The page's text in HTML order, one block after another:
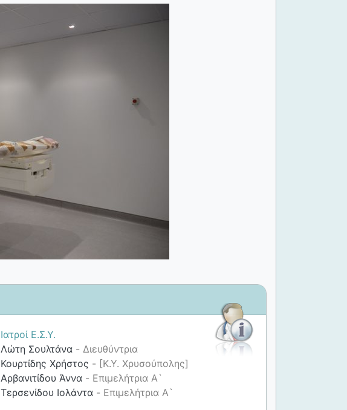
Ιατροί Ε.Σ.Υ.
Λώτη Σουλτάνα - Διευθύντρια
Κουρτίδης Χρήστος - [Κ.Υ. Χρυσούπολης]
Αρβανιτίδου Άννα - Επιμελήτρια Α`
Τερσενίδου Ιολάντα - Επιμελήτρια Α`